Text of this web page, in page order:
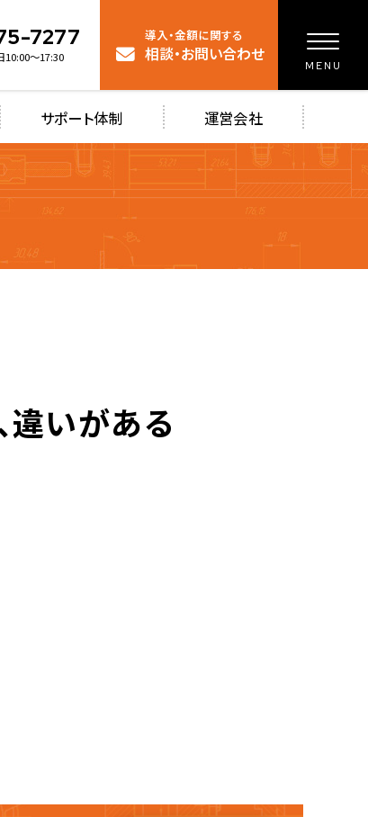
7277
10:00～17:30
導入・金額に関する
相談・お問い合わせ
サポート体制 運営会社
違いがある